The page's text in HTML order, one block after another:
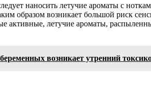
наносить летучие ароматы с
образом возникает большой риск
активные, летучие ароматы,
возникает утренний